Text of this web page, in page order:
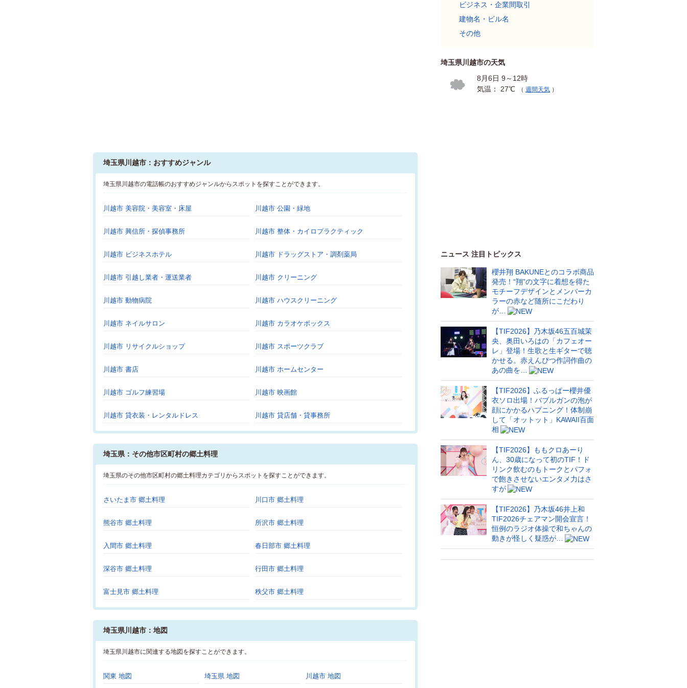
埼玉県川越市：おすすめジャンル
埼玉県川越市の電話帳のおすすめジャンルからスポットを探すことができます。
川越市 美容院・美容室・床屋 川越市 公園・緑地
川越市 興信所・探偵事務所 川越市 整体・カイロプラクティック
川越市 ビジネスホテル 川越市 ドラッグストア・調剤薬局
川越市 引越し業者・運送業者 川越市 クリーニング
川越市 動物病院 川越市 ハウスクリーニング
川越市 ネイルサロン 川越市 カラオケボックス
川越市 リサイクルショップ 川越市 スポーツクラブ
川越市 書店 川越市 ホームセンター
川越市 ゴルフ練習場 川越市 映画館
川越市 貸衣装・レンタルドレス 川越市 貸店舗・貸事務所
埼玉県：その他市区町村の郷土料理
埼玉県のその他市区町村の郷土料理カテゴリからスポットを探すことができます。
さいたま市 郷土料理 川口市 郷土料理
熊谷市 郷土料理 所沢市 郷土料理
入間市 郷土料理 春日部市 郷土料理
深谷市 郷土料理 行田市 郷土料理
富士見市 郷土料理 秩父市 郷土料理
埼玉県川越市：地図
埼玉県川越市に関連する地図を探すことができます。
関東 地図 埼玉県 地図 川越市 地図
ビジネス・企業間取引
建物名・ビル名
その他
埼玉県川越市の天気
8月6日 9～12時
気温： 27℃
（ 週間天気 ）
ニュース 注目トピックス
櫻井翔 BAKUNEとのコラボ商品
発売！“翔”の文字に着想を得た
モチーフデザインとメンバーカ
ラーの赤など随所にこだわり
が…
【TIF2026】乃木坂46五百城茉
央、奥田いろはの「カフェオー
レ」登場！生歌と生ギターで聴
かせる。赤えんぴつ作詞作曲の
あの曲を…
【TIF2026】ふるっぱー櫻井優
衣ソロ出場！バブルガンの泡が
顔にかかるハプニング！体制崩
して「オットット」KAWAII百面
相
【TIF2026】ももクロあーり
ん、30歳になって初のTIF！ド
リンク飲むのもトークとパフォ
で飽きさせないエンタメ力はさ
すが
【TIF2026】乃木坂46井上和
TIF2026チェアマン開会宣言！
恒例のラジオ体操で和ちゃんの
動きが怪しく疑惑が…